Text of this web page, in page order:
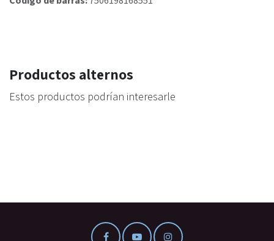
Productos alternos
Estos productos podrían interesarle